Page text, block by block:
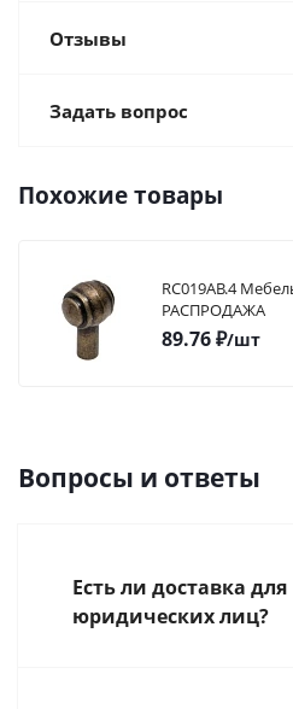
Отзывы
Задать вопрос
Похожие товары
RC019AB.4
РАСПРОДАЖА
89.76₽/шт
Вопросы и ответы
Есть ли доставка для
юридических лиц?